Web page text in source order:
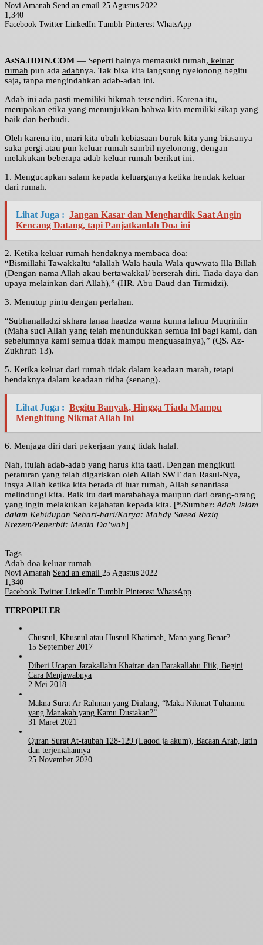
Novi Amanah Send an email 25 Agustus 2022
1,340
Facebook Twitter LinkedIn Tumblr Pinterest WhatsApp
AsSAJIDIN.COM — Seperti halnya memasuki rumah, keluar
rumah pun ada adabnya. Tak bisa kita langsung nyelonong begitu
saja, tanpa mengindahkan adab-adab ini.
Adab ini ada pasti memiliki hikmah tersendiri. Karena itu,
merupakan etika yang menunjukkan bahwa kita memiliki sikap yang
baik dan berbudi.
Oleh karena itu, mari kita ubah kebiasaan buruk kita yang biasanya
suka pergi atau pun keluar rumah sambil nyelonong, dengan
melakukan beberapa adab keluar rumah berikut ini.
1. Mengucapkan salam kepada keluarganya ketika hendak keluar
dari rumah.
Lihat Juga : Jangan Kasar dan Menghardik Saat Angin
Kencang Datang, tapi Panjatkanlah Doa ini
2. Ketika keluar rumah hendaknya membaca doa:
“Bismillahi Tawakkaltu ‘alallah Wala haula Wala quwwata Illa Billah
(Dengan nama Allah akau bertawakkal/ berserah diri. Tiada daya dan
upaya melainkan dari Allah),” (HR. Abu Daud dan Tirmidzi).
3. Menutup pintu dengan perlahan.
“Subhanalladzi skhara lanaa haadza wama kunna lahuu Muqriniin
(Maha suci Allah yang telah menundukkan semua ini bagi kami, dan
sebelumnya kami semua tidak mampu menguasainya),” (QS. Az-
Zukhruf: 13).
5. Ketika keluar dari rumah tidak dalam keadaan marah, tetapi
hendaknya dalam keadaan ridha (senang).
Lihat Juga : Begitu Banyak, Hingga Tiada Mampu
Menghitung Nikmat Allah Ini
6. Menjaga diri dari pekerjaan yang tidak halal.
Nah, itulah adab-adab yang harus kita taati. Dengan mengikuti
peraturan yang telah digariskan oleh Allah SWT dan Rasul-Nya,
insya Allah ketika kita berada di luar rumah, Allah senantiasa
melindungi kita. Baik itu dari marabahaya maupun dari orang-orang
yang ingin melakukan kejahatan kepada kita. [*/Sumber: Adab Islam
dalam Kehidupan Sehari-hari/Karya: Mahdy Saeed Reziq
Krezem/Penerbit: Media Da’wah]
Tags
Adab doa keluar rumah
Novi Amanah Send an email 25 Agustus 2022
1,340
Facebook Twitter LinkedIn Tumblr Pinterest WhatsApp
TERPOPULER
Chusnul, Khusnul atau Husnul Khatimah, Mana yang Benar?
15 September 2017
Diberi Ucapan Jazakallahu Khairan dan Barakallahu Fiik, Begini
Cara Menjawabnya
2 Mei 2018
Makna Surat Ar Rahman yang Diulang, “Maka Nikmat Tuhanmu
yang Manakah yang Kamu Dustakan?”
31 Maret 2021
Quran Surat At-taubah 128-129 (Laqod ja akum), Bacaan Arab, latin
dan terjemahannya
25 November 2020